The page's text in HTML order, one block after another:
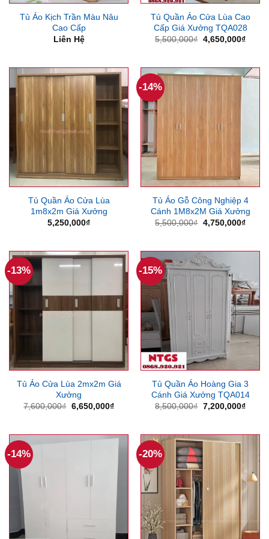
Tủ Áo Kịch Trần Màu Nâu
Cao Cấp
Liên Hệ
Tủ Quần Áo Cửa Lùa Cao
Cấp Giá Xưởng TQA028
5,500,000₫ Giá
4,650,000₫Giá
Tủ Quần Áo Cửa Lùa
1m8x2m Giá Xưởng
5,250,000₫
-14%
Tủ Áo Gỗ Công Nghiệp 4
Cánh 1M8x2M Giá Xưởng
5,500,000₫ Giá
4,750,000₫Giá
-13%
Tủ Áo Cửa Lùa 2mx2m Giá
Xưởng
7,600,000₫ Giá
6,650,000₫Giá
6,650,000₫.
-15%
Tủ Quần Áo Hoàng Gia 3
Cánh Giá Xưởng TQA014
8,500,000₫ Giá
7,200,000₫Giá
-14% -20%